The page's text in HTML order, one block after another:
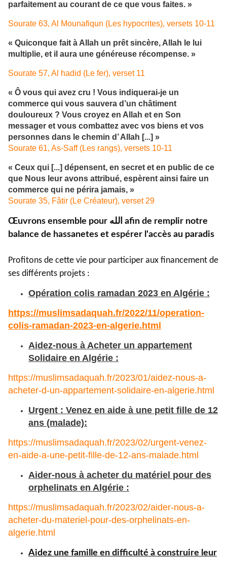
parfaitement au courant de ce que vous faites. »
Sourate 63, Al Mounafiqun (Les hypocrites), versets 10-11
« Quiconque fait à Allah un prêt sincère, Allah le lui
multiplie, et il aura une généreuse récompense. »
Sourate 57, Al hadid (Le fer), verset 11
« Ô vous qui avez cru ! Vous indiquerai-je un
commerce qui vous sauvera d’un châtiment
douloureux ? Vous croyez en Allah et en Son
messager et vous combattez avec vos biens et vos
personnes dans le chemin d’ Allah [...] »
Sourate 61, As-Saff (Les rangs), versets 10-11
« Ceux qui [...] dépensent, en secret et en public de ce
que Nous leur avons attribué, espèrent ainsi faire un
commerce qui ne périra jamais, »
Sourate 35, Fâtir (Le Créateur), verset 29
Œuvrons ensemble pour الله afin de remplir notre
balance de hassanetes et espérer l'accès au paradis
Profitons de cette vie pour participer aux financement de
ses différents projets :
Opération colis ramadan 2023 en Algérie :
https://muslimsadaquah.fr/2022/11/operation-
colis-ramadan-2023-en-algerie.html
Aidez-nous à Acheter un appartement
Solidaire en Algérie :
https://muslimsadaquah.fr/2023/01/aidez-nous-a-
acheter-d-un-appartement-solidaire-en-algerie.html
Urgent : Venez en aide à une petit fille de 12
ans (malade):
https://muslimsadaquah.fr/2023/02/urgent-venez-
en-aide-a-une-petit-fille-de-12-ans-malade.html
Aider-nous à acheter du matériel pour des
orphelinats en Algérie :
https://muslimsadaquah.fr/2023/02/aider-nous-a-
acheter-du-materiel-pour-des-orphelinats-en-
algerie.html
Aidez une famille en difficulté à construire leur